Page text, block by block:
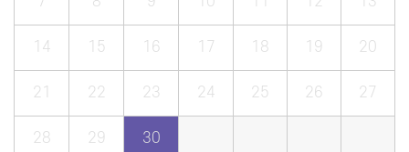
14 15 16 17 18 19 20
21 22 23 24 25 26 27
28 29 30